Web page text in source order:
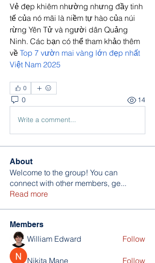
Vẻ đẹp khiêm nhường nhưng đầy tinh
tế của nó mãi là niềm tự hào của núi
rừng Yên Tử và người dân Quảng
Ninh. Các bạn có thể tham khảo thêm
về Top 7 vườn mai vàng lớn đẹp nhất
Việt Nam 2025
0
0 14
Write a comment...
About
Welcome to the group! You can
connect with other members, ge...
Read more
Members
William Edward Follow
Nikita Mane Follow